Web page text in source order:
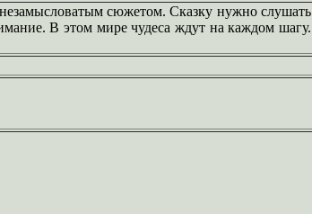
сюжетом. Сказку нужно слушать
В этом мире чудеса ждут на каждом шагу.